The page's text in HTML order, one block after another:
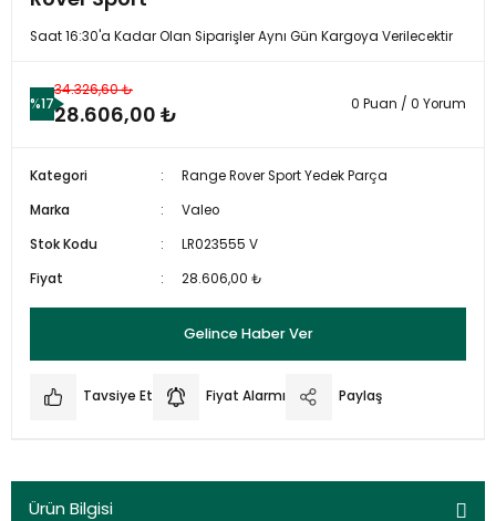
Saat 16:30'a Kadar Olan Siparişler Aynı Gün Kargoya Verilecektir
%17
34.326,60 ₺
28.606,00 ₺ 0 Puan / 0 Yorum
Kategori
Range Rover Sport Yedek Parça
Marka
Valeo
Stok Kodu
LR023555 V
Fiyat
28.606,00 ₺
Gelince Haber Ver
Tavsiye Et Fiyat Alarmı Paylaş
Ürün Bilgisi